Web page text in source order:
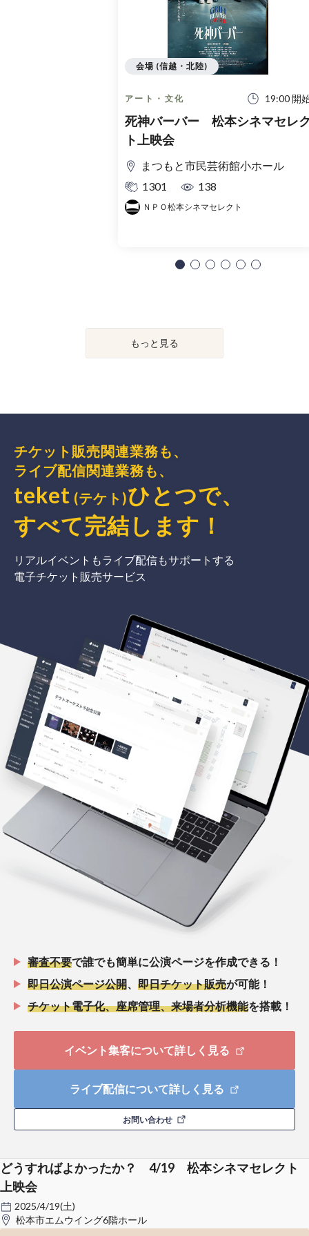
アート・文化 19:00 開
死神バーバー 松本シネマセレ
ト上映会
まつもと市民芸術館小ホール
1301
138
ＮＰＯ松本シネマセレクト
会場 (信越・北陸)
もっと見る
チケット販売関連業務も、
ライブ配信関連業務も、
teket (テケト)ひとつで、
すべて完結 します ！
リアルイベントもライブ配信もサポートする
電子チケット販売サービス
審査不要で誰でも簡単に公演ページを作成できる！
即日公演ページ公開
即日チケット販売が可能！
チケット電子化、座席管理、来場者分析機能を搭載！
イベント集客について詳しく見る
ライブ配信について詳しく見る
お問い合わせ
どうすればよかったか？ 4/19 松本シネマセレクト
上映会
2025/4/19(土)
松本市エムウイング6階ホール